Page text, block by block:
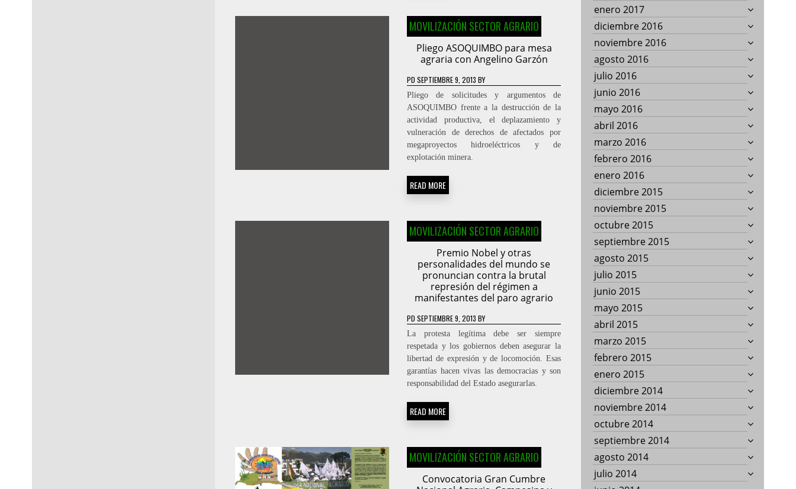
MOVILIZACIÓN SECTOR AGRARIO
Pliego ASOQUIMBO para mesa
agraria con Angelino Garzón
PD SEPTIEMBRE 9, 2013 BY
Pliego de solicitudes y argumentos de
ASOQUIMBO frente a la destrucción de la
actividad productiva, el deplazamiento y
vulneración de derechos de afectados por
megaproyectos hidroeléctricos y de
explotación minera.
READ MORE
MOVILIZACIÓN SECTOR AGRARIO
Premio Nobel y otras
personalidades del mundo se
pronuncian contra la brutal
represión del régimen a
manifestantes del paro agrario
PD SEPTIEMBRE 9, 2013 BY
La protesta legítima debe ser siempre
respetada y los gobiernos deben asegurar la
libertad de expresión y de locomoción. Esas
garantías hacen vivas las democracias y son
responsabilidad del Estado asegurarlas.
READ MORE
MOVILIZACIÓN SECTOR AGRARIO
Convocatoria Gran Cumbre
enero 2017
diciembre 2016
noviembre 2016
agosto 2016
julio 2016
junio 2016
mayo 2016
abril 2016
marzo 2016
febrero 2016
enero 2016
diciembre 2015
noviembre 2015
octubre 2015
septiembre 2015
agosto 2015
julio 2015
junio 2015
mayo 2015
abril 2015
marzo 2015
febrero 2015
enero 2015
diciembre 2014
noviembre 2014
octubre 2014
septiembre 2014
agosto 2014
julio 2014